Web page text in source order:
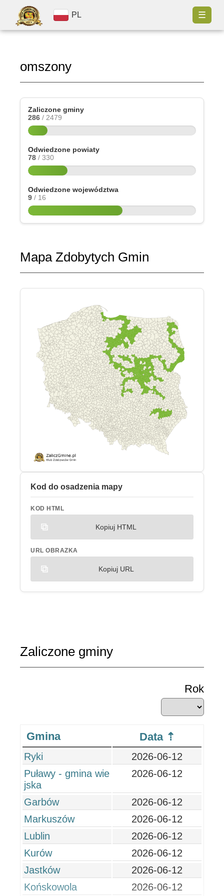
PL ☰
omszony
Zaliczone gminy
286 / 2479
Odwiedzone powiaty
78 / 330
Odwiedzone województwa
9 / 16
Mapa Zdobytych Gmin
Kod do osadzenia mapy
KOD HTML
Kopiuj HTML
URL OBRAZKA
Kopiuj URL
Zaliczone gminy
Rok
Gmina Data
Ryki
2026-06-12
Puławy - gmina wie
jska
2026-06-12
Garbów
2026-06-12
Markuszów
2026-06-12
Lublin
2026-06-12
Kurów
2026-06-12
Jastków
2026-06-12
Końskowola
2026-06-12